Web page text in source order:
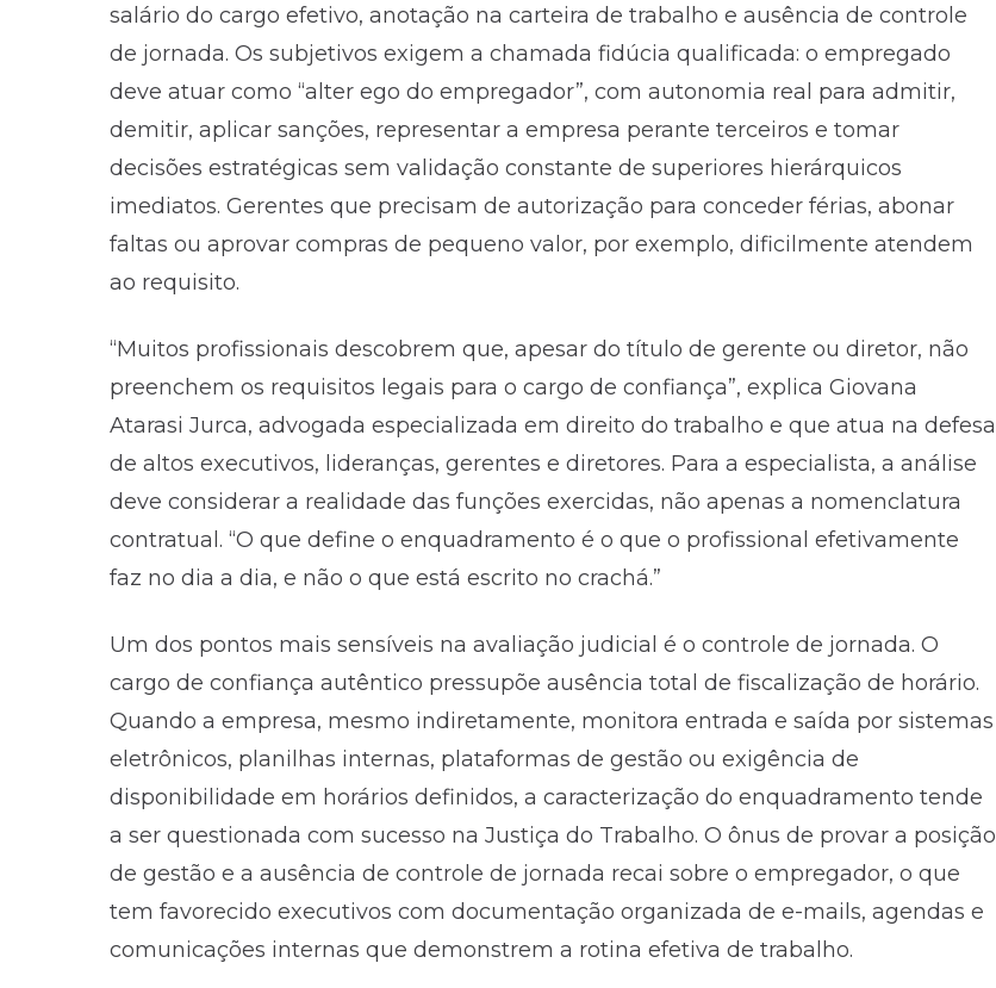
salário do cargo efetivo, anotação na carteira de trabalho e ausência de controle
de jornada. Os subjetivos exigem a chamada fidúcia qualificada: o empregado
deve atuar como “alter ego do empregador”, com autonomia real para admitir,
demitir, aplicar sanções, representar a empresa perante terceiros e tomar
decisões estratégicas sem validação constante de superiores hierárquicos
imediatos. Gerentes que precisam de autorização para conceder férias, abonar
faltas ou aprovar compras de pequeno valor, por exemplo, dificilmente atendem
ao requisito.
“Muitos profissionais descobrem que, apesar do título de gerente ou diretor, não
preenchem os requisitos legais para o cargo de confiança”, explica Giovana
Atarasi Jurca, advogada especializada em direito do trabalho e que atua na defesa
de altos executivos, lideranças, gerentes e diretores. Para a especialista, a análise
deve considerar a realidade das funções exercidas, não apenas a nomenclatura
contratual. “O que define o enquadramento é o que o profissional efetivamente
faz no dia a dia, e não o que está escrito no crachá.”
Um dos pontos mais sensíveis na avaliação judicial é o controle de jornada. O
cargo de confiança autêntico pressupõe ausência total de fiscalização de horário.
Quando a empresa, mesmo indiretamente, monitora entrada e saída por sistemas
eletrônicos, planilhas internas, plataformas de gestão ou exigência de
disponibilidade em horários definidos, a caracterização do enquadramento tende
a ser questionada com sucesso na Justiça do Trabalho. O ônus de provar a posição
de gestão e a ausência de controle de jornada recai sobre o empregador, o que
tem favorecido executivos com documentação organizada de e-mails, agendas e
comunicações internas que demonstrem a rotina efetiva de trabalho.